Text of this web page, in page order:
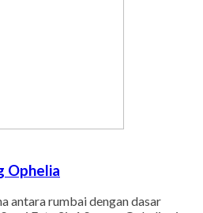
Ophelia
antara rumbai dengan dasar